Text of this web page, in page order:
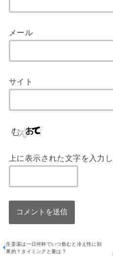
メール
サイト
上に表示された文字を入力
生姜湯は一日何杯でいつ飲むと冷え性に効
果的？タイミングと量は？